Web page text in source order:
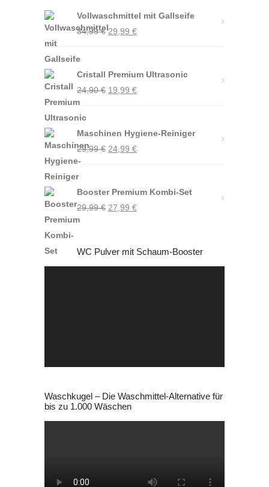
Vollwaschmittel mit Gallseife
34,99€Ursprünglicher
34,99 €
29,99 €Aktueller
29,99 €.
Cristall Premium Ultrasonic
24,90€ Ursprünglicher
24,90 €
19,99 €Aktueller
19,99 €.
Maschinen Hygiene-Reiniger
29,99€ Ursprünglicher
29,99 €
24,99 €Aktueller
24,99 €.
Booster Premium Kombi-Set
29,99€ Ursprünglicher
29,99 €
27,99 €Aktueller
27,99 €.
WC Pulver mit Schaum-Booster
Waschkugel – Die Waschmittel-Alternative für
bis zu 1.000 Wäschen